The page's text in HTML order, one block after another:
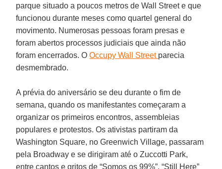
parque situado a poucos metros de Wall Street e que
funcionou durante meses como quartel general do
movimento. Numerosas pessoas foram presas e
foram abertos processos judiciais que ainda não
foram encerrados. OOccupy Wall Street parecia
desmembrado.
A prévia do aniversário se deu durante o fim de
semana, quando os manifestantes começaram a
organizar os primeiros encontros, assembleias
populares e protestos. Os ativistas partiram da
Washington Square, no Greenwich Village, passaram
pela Broadway e se dirigiram até o Zuccotti Park,
entre cantos e gritos de “Somos os 99%”. “Still Here”